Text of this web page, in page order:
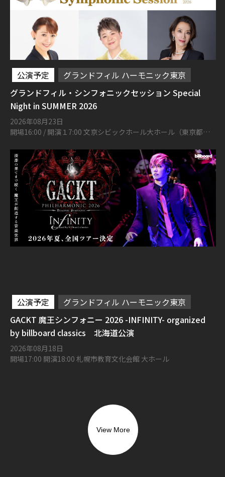
公演予定
グランドフィル ハーモニック東京
グランドフィル・シンフォニックセッション Special
Night in SUMMER 2026
2026年08月23日
開場16:00 / 開演１7:00 文京シビックホール大ホール（東京都文
公演予定
グランドフィル ハーモニック東京
GACKT 魔王シンフォニー 2026 -INFINITY- organized
by billboard classics 北海道公演
2026年08月18日
開場17:00 開演18:00 札幌市教育文化会館 大ホール
View More